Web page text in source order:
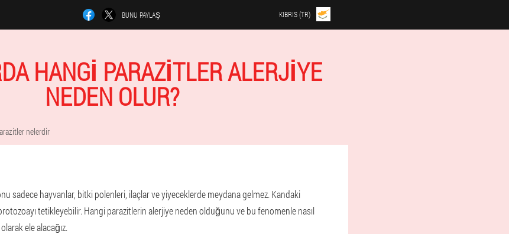
BUNU PAYLAŞ KIBRIS (TR)
HANGI PARAZITLER ALERJIYE
NEDEN OLUR?
nelerdir
sadece hayvanlar, bitki polenleri, ilaçlar ve yiyeceklerde meydana gelmez. Kandaki
tetikleyebilir. Hangi parazitlerin alerjiye neden olduğunu ve bu fenomenle nasıl
olarak ele alacağız.